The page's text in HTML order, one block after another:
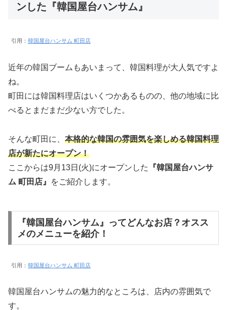
ンした『韓国屋台ハンサム』
引用： 韓国屋台ハンサム 町田店
近年の韓国ブームもあいまって、韓国料理が大人気ですよ
ね。
町田には韓国料理店はいくつかあるものの、他の地域に比
べるとまだまだ少ない方でした。
そんな町田に、 本格的な韓国の雰囲気を楽しめる韓国料理
店が新たにオープン！
ここからは9月13日(火)にオープンした
『韓国屋台ハンサ
ム 町田店』
をご紹介します。
『韓国屋台ハンサム』ってどんなお店？オスス
メのメニューを紹介！
引用： 韓国屋台ハンサム 町田店
韓国屋台ハンサムの魅力的なところは、店内の雰囲気で
す。